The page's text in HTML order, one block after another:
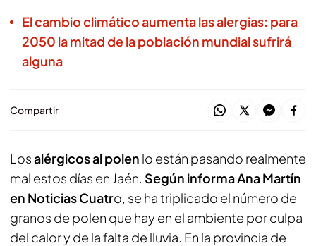
El cambio climático aumenta las alergias: para
2050 la mitad de la población mundial sufrirá
alguna
Compartir
Losalérgicos al polen lo están pasando realmente
mal estos días en Jaén. Según informa Ana Martín
en Noticias Cuatro, se ha triplicado el número de
granos de polen que hay en el ambiente por culpa
del calor y de la falta de lluvia. En la provincia de